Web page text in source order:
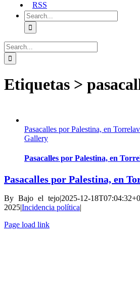
RSS
Search
for:
Search
for:
Etiquetas >
Pasacalles por Palestina, en
Gallery
Pasacalles por Palestina, en
Pasacalles por Palestina, en
By Bajo el tejo|2025-12-
2025|Incidencia política|
Page load link